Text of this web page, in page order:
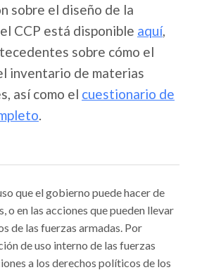
sobre el diseño de la
CCP está disponible aquí,
sobre cómo el
inventario de materias
así como el cuestionario de
que el gobierno puede hacer de
o en las acciones que pueden llevar
de las fuerzas armadas. Por
de uso interno de las fuerzas
a los derechos políticos de los